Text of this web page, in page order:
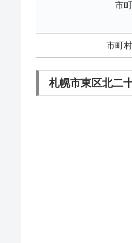
市
市町
札幌市東区北二